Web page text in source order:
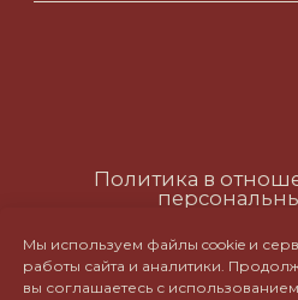
Мы используем файлы cookie и
работы сайта и аналитики.
вы соглашаетесь с